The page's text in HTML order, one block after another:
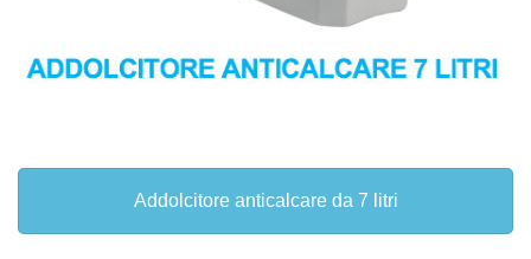
Addolcitore anticalcare da 7 litri